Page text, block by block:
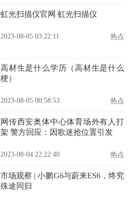
虹光扫描仪官网 虹光扫描仪
2023-08-05 03:22:11 热点
高材生是什么学历（高材生是什么
梗）
2023-08-05 00:58:53 热点
网传西安奥体中心体育场外有人打
架 警方回应：因歌迷抢位置引发
2023-08-04 22:22:40 热点
市场观察 | 小鹏G6与蔚来ES6，终究
殊途同归